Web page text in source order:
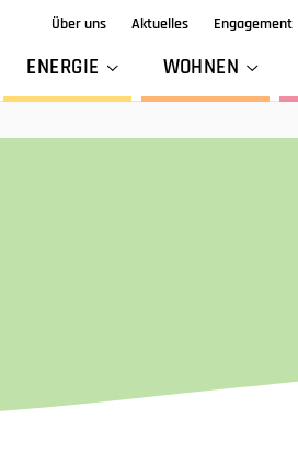
Über uns Aktuelles Engagement
ENERGIE WOHNEN